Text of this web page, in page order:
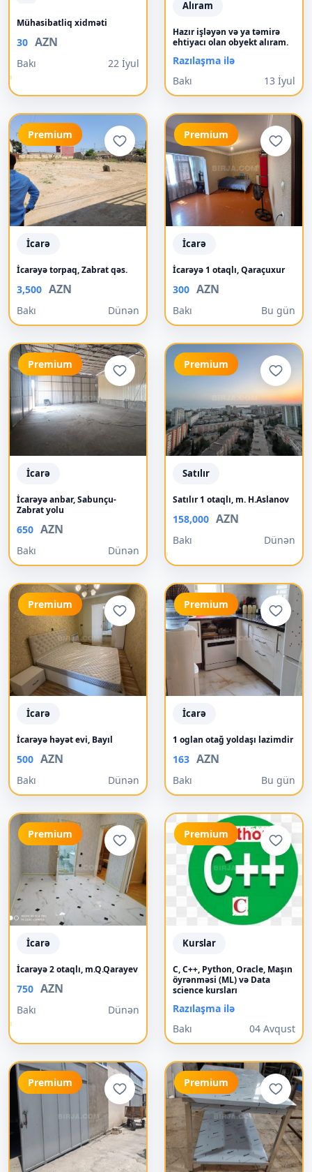
Mühasibatliq xidməti
30 AZN
Bakı 22 İyul
Alıram
Hazır işləyən və ya təmirə
ehtiyacı olan obyekt alıram.
Razılaşma ilə
Bakı
13 İyul
Premium
İcarə
İcarəyə torpaq, Zabrat qəs.
3,500 AZN
Bakı Dünən
Premium
İcarə
İcarəyə 1 otaqlı, Qaraçuxur
300 AZN
Bakı Bu gün
Premium
İcarə
İcarəyə anbar, Sabunçu-
Zabrat yolu
650 AZN
Bakı Dünən
Premium
Satılır
Satılır 1 otaqlı, m. H.Aslanov
158,000 AZN
Bakı Dünən
Premium
İcarə
İcarəyə həyət evi, Bayıl
500 AZN
Bakı Dünən
Premium
İcarə
1 oglan otağ yoldaşı lazimdir
163 AZN
Bakı Bu gün
Premium
İcarə
İcarəyə 2 otaqlı, m.Q.Qarayev
750 AZN
Bakı Dünən
Premium
Kurslar
C, C++, Python, Oracle, Maşın
öyrənməsi (ML) və Data
science kursları
Razılaşma ilə
Bakı
04 Avqust
Premium Premium